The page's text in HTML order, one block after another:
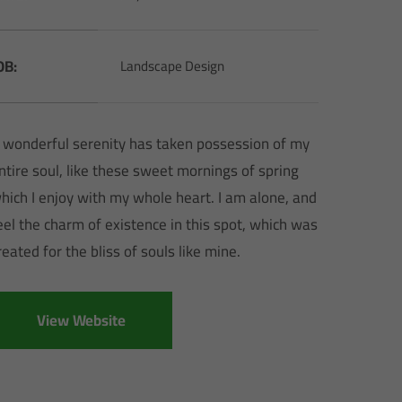
Landscape Design
serenity has taken possession of my
soul, like these sweet mornings of spring
I enjoy with my whole heart. I am alone, and
the charm of existence in this spot, which was
for the bliss of souls like mine.
View Website